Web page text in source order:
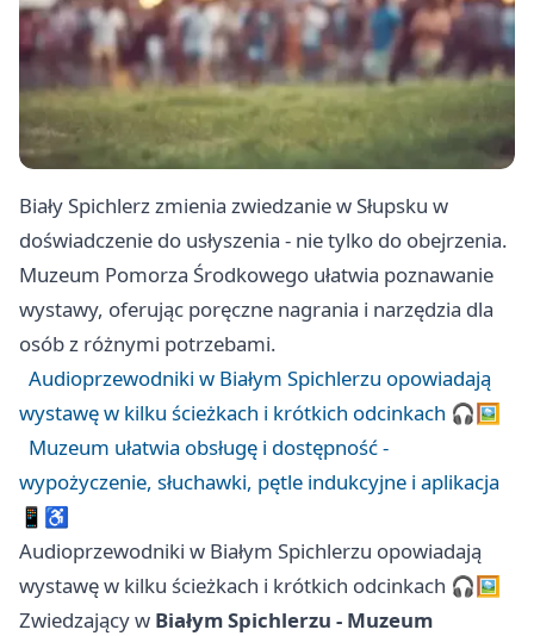
Biały Spichlerz zmienia zwiedzanie w Słupsku w
doświadczenie do usłyszenia - nie tylko do obejrzenia.
Muzeum Pomorza Środkowego ułatwia poznawanie
wystawy, oferując poręczne nagrania i narzędzia dla
osób z różnymi potrzebami.
Audioprzewodniki w Białym Spichlerzu opowiadają
wystawę w kilku ścieżkach i krótkich odcinkach 🎧🖼️
Muzeum ułatwia obsługę i dostępność -
wypożyczenie, słuchawki, pętle indukcyjne i aplikacja
📱♿
Audioprzewodniki w Białym Spichlerzu opowiadają
wystawę w kilku ścieżkach i krótkich odcinkach 🎧🖼️
Zwiedzający w Białym Spichlerzu - Muzeum